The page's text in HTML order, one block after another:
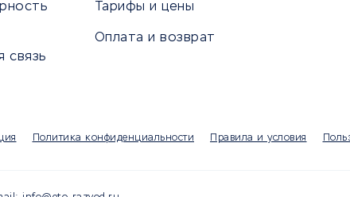
Покупка билетов
Бронирование отелей
Санатории
Авиакомпании
связь
Тарифы и цены
Оплата и возврат
Политика конфиденциальности Правила и условия